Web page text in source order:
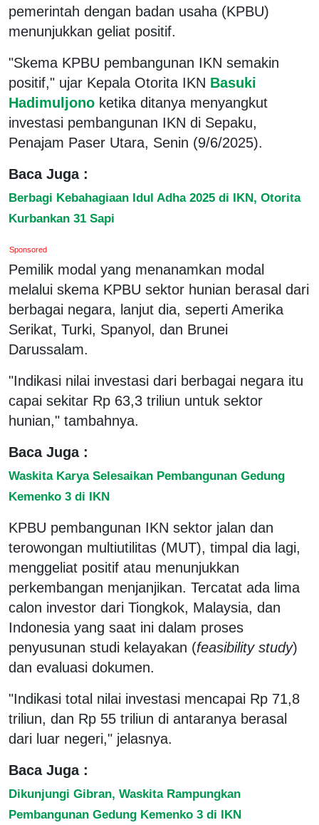
pemerintah dengan badan usaha (KPBU)
menunjukkan geliat positif.
"Skema KPBU pembangunan IKN semakin
positif," ujar Kepala Otorita IKN Basuki
Hadimuljono ketika ditanya menyangkut
investasi pembangunan IKN di Sepaku,
Penajam Paser Utara, Senin (9/6/2025).
Baca Juga :
Berbagi Kebahagiaan Idul Adha 2025 di IKN, Otorita
Kurbankan 31 Sapi
Sponsored
Pemilik modal yang menanamkan modal
melalui skema KPBU sektor hunian berasal dari
berbagai negara, lanjut dia, seperti Amerika
Serikat, Turki, Spanyol, dan Brunei
Darussalam.
"Indikasi nilai investasi dari berbagai negara itu
capai sekitar Rp 63,3 triliun untuk sektor
hunian," tambahnya.
Baca Juga :
Waskita Karya Selesaikan Pembangunan Gedung
Kemenko 3 di IKN
KPBU pembangunan IKN sektor jalan dan
terowongan multiutilitas (MUT), timpal dia lagi,
menggeliat positif atau menunjukkan
perkembangan menjanjikan. Tercatat ada lima
calon investor dari Tiongkok, Malaysia, dan
Indonesia yang saat ini dalam proses
penyusunan studi kelayakan (feasibility study)
dan evaluasi dokumen.
"Indikasi total nilai investasi mencapai Rp 71,8
triliun, dan Rp 55 triliun di antaranya berasal
dari luar negeri," jelasnya.
Baca Juga :
Dikunjungi Gibran, Waskita Rampungkan
Pembangunan Gedung Kemenko 3 di IKN